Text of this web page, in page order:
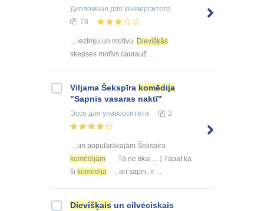
Дипломная для университета
78
... iezīmju un motīvu. Dievišķās
skepses motīvs caurauž ...
Viljama Šekspīra komēdija
"Sapnis vasaras naktī"
Эссе для университета 2
... un populārākajām Šekspīra
komēdijām
. Tā ne tikai ... ).Tāpat kā
šī komēdija , arī sapņi, ir ...
Dievišķais un cilvēciskais